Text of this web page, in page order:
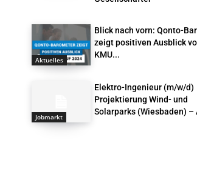
Aktuelles
Blick nach vorn: Qonto-
zeigt positiven Ausblick
KMU...
Jobmarkt
Elektro-Ingenieur (m/w/d)
Projektierung Wind- und
Solarparks (Wiesbaden) –